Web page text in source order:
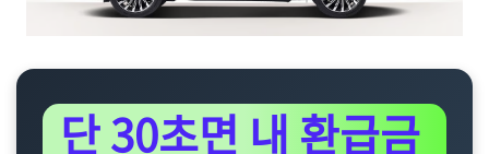
단 30초면 내 환급금